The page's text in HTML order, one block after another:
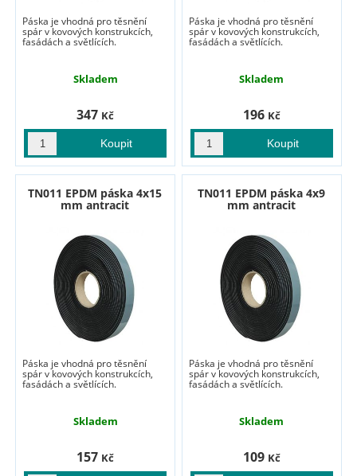
Páska je vhodná pro těsnění
spár v kovových konstrukcích,
fasádách a světlících.
Skladem
347 Kč
Páska je vhodná pro těsnění
spár v kovových konstrukcích,
fasádách a světlících.
Skladem
196 Kč
TN011 EPDM páska 4x15
mm antracit
Páska je vhodná pro těsnění
spár v kovových konstrukcích,
fasádách a světlících.
Skladem
157 Kč
TN011 EPDM páska 4x9
mm antracit
Páska je vhodná pro těsnění
spár v kovových konstrukcích,
fasádách a světlících.
Skladem
109 Kč